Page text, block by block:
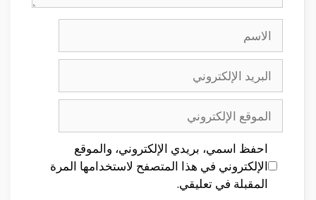
الاسم
البريد
الإلكتروني
الموقع
الإلكتروني
احفظ اسمي، بريدي الإلكتروني، والموقع
الإلكتروني في هذا المتصفح لاستخدامها المرة
المقبلة في تعليقي.